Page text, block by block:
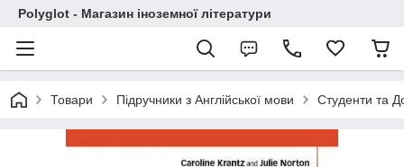
Polyglot - Магазин іноземної літератури
Товари Підручники з Англійської мови Студенти та